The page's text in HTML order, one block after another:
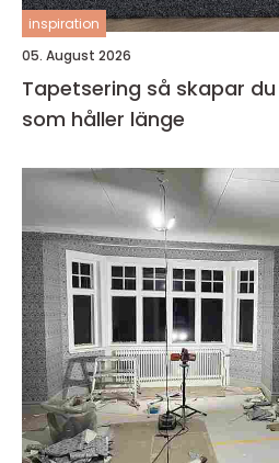
inspiration
05. August 2026
Tapetsering så skapar du vackra väggar
som håller länge